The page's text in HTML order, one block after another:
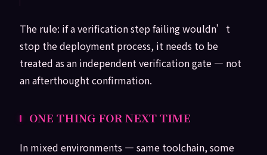
The rule: if a verification step failing wouldn’t
stop the deployment process, it needs to be
treated as an independent verification gate — not
an afterthought confirmation.
ONE THING FOR NEXT TIME
In mixed environments — same toolchain, some